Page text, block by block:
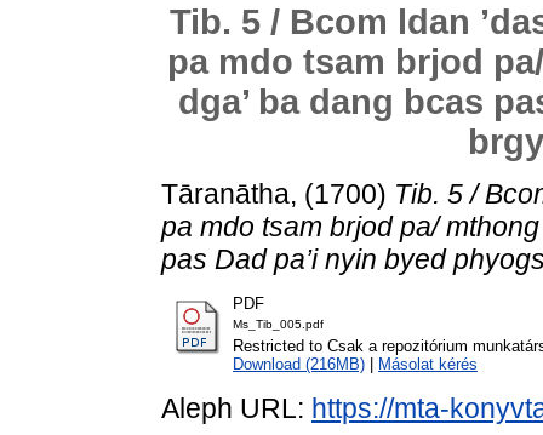
Tib. 5 / Bcom ldan
pa mdo tsam brjod
dga’ ba dang bcas
Tāranātha, (1700) Tib. 5 /
pa mdo tsam brjod pa/
pas Dad pa’i nyin byed
PDF
Ms_Tib_005.pdf
Restricted to Csak a repozitórium
Download (216MB)
Másolat kérés
Aleph URL: https://mta-